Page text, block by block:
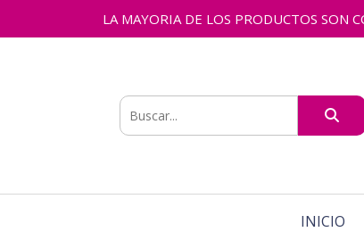
LA MAYORIA DE LOS PRODUCTOS
INICIO